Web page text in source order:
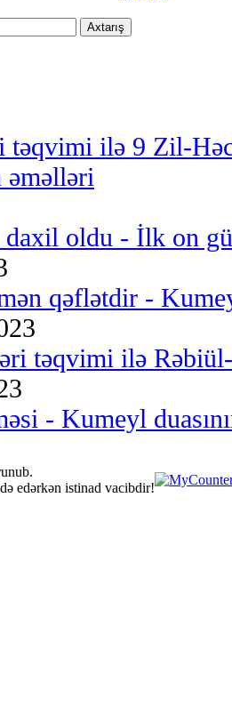
Axtarış
təqvimi ilə 9 Zil-
daxil oldu - İlk on
qəflətdir -
təqvimi ilə
- Kumeyl
edərkən istinad vacibdir!